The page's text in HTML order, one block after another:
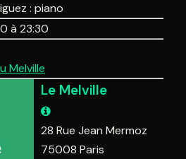
: piano
à 23:30
Melville
Le Melville
28 Rue Jean Mermoz
75008 Paris